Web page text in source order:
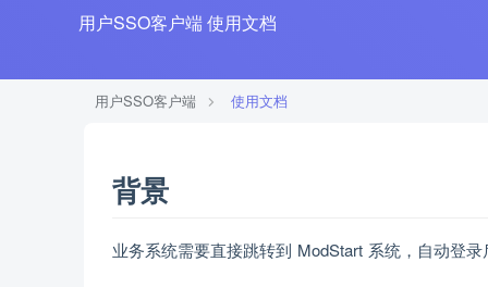
用户SSO客户端 使用文档
用户SSO客户端 使用文档
背景
业务系统需要直接跳转到 ModStart 系统，自动登